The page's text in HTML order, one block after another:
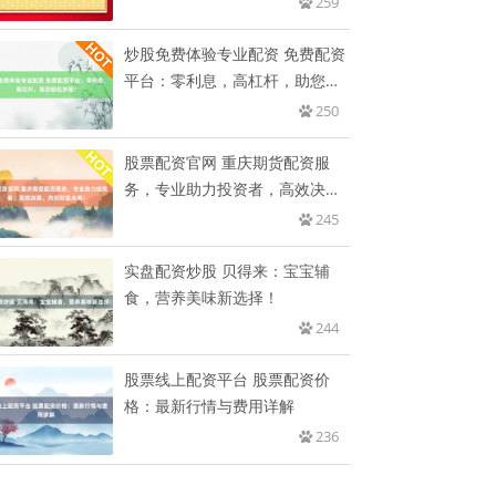
炒股免费体验专业配资 免费配资
平台：零利息，高杠杆，助您轻
250
股票配资官网 重庆期货配资服
务，专业助力投资者，高效决
245
实盘配资炒股 贝得来：宝宝辅
食，营养美味新选择！
244
股票线上配资平台 股票配资价
格：最新行情与费用详解
236